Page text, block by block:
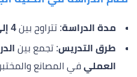
مدة الدراسة: تتراوح بين 4 إلى 5 سنوات
طرق التدريس: تجمع بين
العملي في المصانع